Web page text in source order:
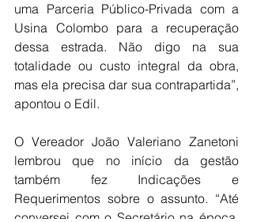
uma Parceria Público-Privada com a
Usina Colombo para a recuperação
dessa estrada. Não digo na sua
totalidade ou custo integral da obra,
mas ela precisa dar sua contrapartida”,
apontou o Edil.
O Vereador João Valeriano Zanetoni
lembrou que no início da gestão
também fez Indicações e
Requerimentos sobre o assunto. “Até
conversei com o Secretário na época,